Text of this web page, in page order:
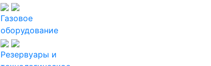
Газовое
оборудование
Резервуары и